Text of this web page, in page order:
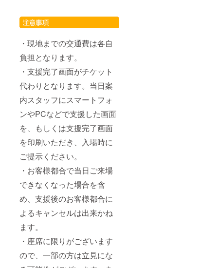
・現地までの交通費は各自
負担となります。
・支援完了画面がチケット
代わりとなります。当日案
内スタッフにスマートフォ
ンやPCなどで支援した画面
を、もしくは支援完了画面
を印刷いただき、入場時に
ご提示ください。
・お客様都合で当日ご来場
できなくなった場合を含
め、支援後のお客様都合に
よるキャンセルは出来かね
ます。
・座席に限りがございます
ので、一部の方は立見にな